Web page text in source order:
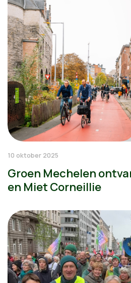
10 oktober 2025
Groen Mechelen
en Miet Corneillie